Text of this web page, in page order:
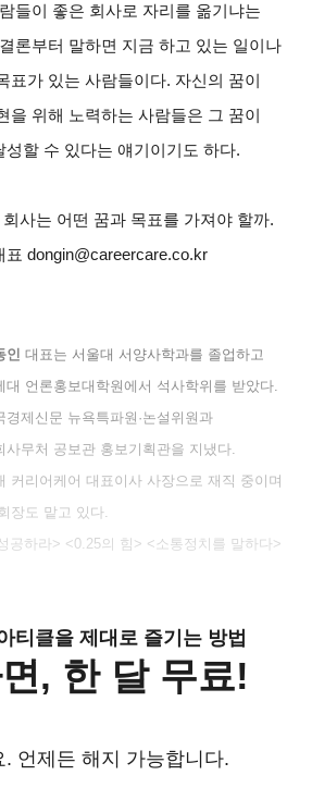
들이 좋은 회사로 자리를 옮기냐는
론부터 말하면 지금 하고 있는 일이나
표가 있는 사람들이다. 자신의 꿈이
을 위해 노력하는 사람들은 그 꿈이
성할 수 있다는 얘기이기도 하다.
사는 어떤 꿈과 목표를 가져야 할까.
dongin@careercare.co.kr
인 대표는 서울대 서양사학과를 졸업하고
대 언론홍보대학원에서 석사학위를 받았다.
경제신문 뉴욕특파원·논설위원과
사무처 공보관 홍보기획관을 지냈다.
커리어케어 대표이사 사장으로 재직 중이며
장도 맡고 있다.
공하라> <0.25의 힘> <소통정치를 말하다>
티클을 제대로 즐기는 방법
, 한 달 무료!
. 언제든 해지 가능합니다.